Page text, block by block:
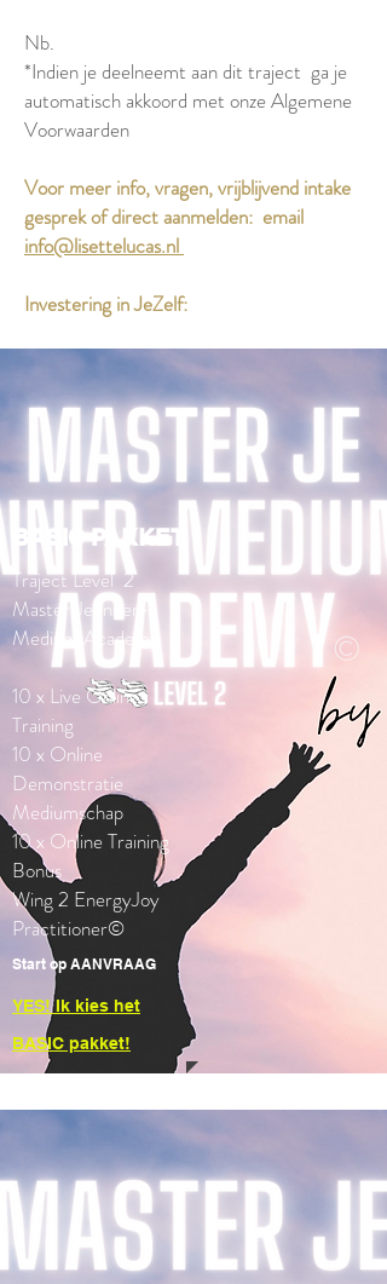
Nb.
*Indien je deelneemt aan dit traject ga je
automatisch akkoord met onze Algemene
Voorwaarden
Voor meer info, vragen, vrijblijvend intake
gesprek of direct aanmelden: email
info@lisettelucas.nl
Investering in JeZelf:
BASIC PAKKET
Traject Level 2
Master Je Inner-
Medium Academy
10 x Live Online
Training
10 x Online
Demonstratie
Mediumschap
10x Online Training
Bonus
Wing 2 EnergyJoy
Practitioner©
Start op AANVRAAG
YES! Ik kies het
BASIC pakket!